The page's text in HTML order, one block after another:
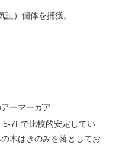
）個体を捕獲。
ーマーガア
7Fで比較的安定してい
木はきのみを落としてお